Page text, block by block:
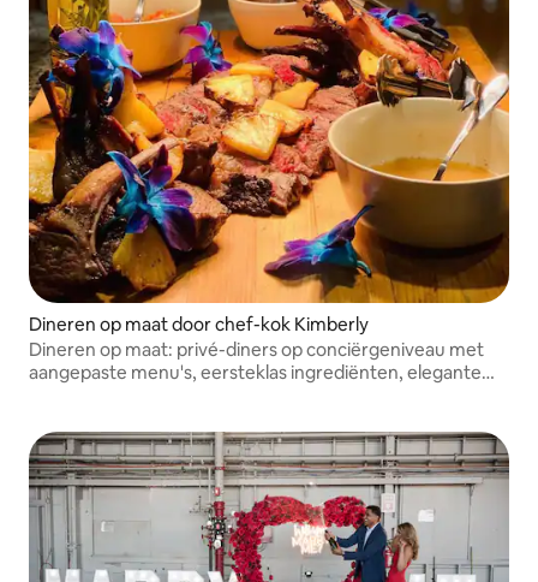
Dineren op maat door chef-kok Kimberly
Dineren op maat: privé-diners op conciërgeniveau met
aangepaste menu's, eersteklas ingrediënten, elegante
Bespaar 50 % NYHOST50